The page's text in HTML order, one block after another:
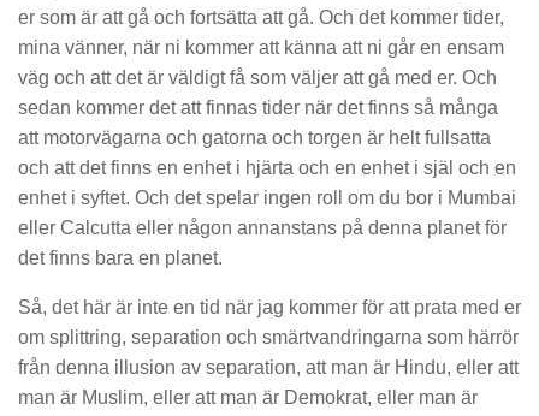
er som är att gå och fortsätta att gå. Och det kommer tider,
mina vänner, när ni kommer att känna att ni går en ensam
väg och att det är väldigt få som väljer att gå med er. Och
sedan kommer det att finnas tider när det finns så många
att motorvägarna och gatorna och torgen är helt fullsatta
och att det finns en enhet i hjärta och en enhet i själ och en
enhet i syftet. Och det spelar ingen roll om du bor i Mumbai
eller Calcutta eller någon annanstans på denna planet för
det finns bara en planet.
Så, det här är inte en tid när jag kommer för att prata med er
om splittring, separation och smärtvandringarna som härrör
från denna illusion av separation, att man är Hindu, eller att
man är Muslim, eller att man är Demokrat, eller man är